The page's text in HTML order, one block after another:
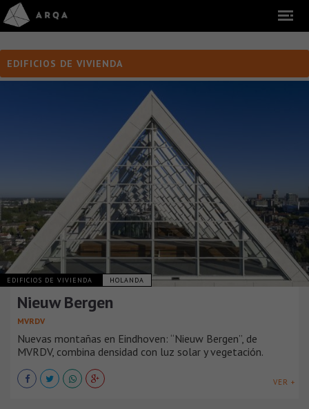
EDIFICIOS DE VIVIENDA
EDIFICIOS DE VIVIENDA HOLANDA
Nieuw Bergen
MVRDV
Nuevas montañas en Eindhoven: “Nieuw Bergen”, de
MVRDV, combina densidad con luz solar y vegetación.
VER +